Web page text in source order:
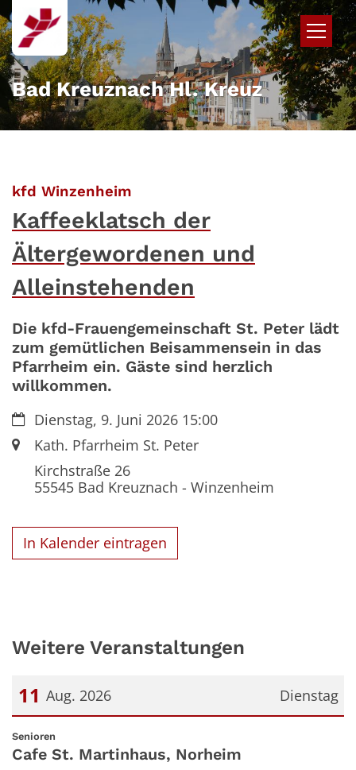
Zum Inhalt springen
Bad Kreuznach Hl. Kreuz
kfd Winzenheim
Kaffeeklatsch der
Ältergewordenen und
Alleinstehenden
Die kfd-Frauengemeinschaft St. Peter lädt
zum gemütlichen Beisammensein in das
Pfarrheim ein. Gäste sind herzlich
willkommen.
Datum:Dienstag, 9. Juni 2026 15:00
Ort:Kath. Pfarrheim St. Peter
Kirchstraße 26
55545Bad Kreuznach - Winzenheim
In Kalender eintragen
Weitere Veranstaltungen
Dienstag
11 Aug. 2026
Datum: 11. August 2026
Senioren
Cafe St. Martinhaus, Norheim